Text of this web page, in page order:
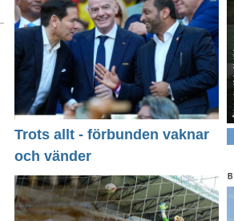
Trots allt - förbunden vaknar
och vänder